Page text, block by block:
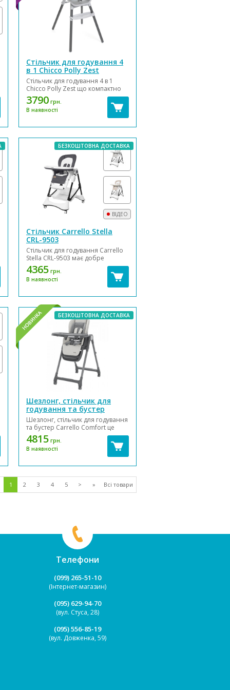
Стільчик для годування 4
в 1 Chicco Polly Zest
Стільчик для годування 4 в 1
Chicco Polly Zest що компактно
складається та економить
простір. Підходить для дітей від 6
місяців, а з часом
трансформується в табурет або
стілець для дітей до 40 кг
– на рівн...
3790 грн.
В наявності
ВІДЕО
БЕЗКОШТОВНА ДОСТАВКА
Стільчик Carrello Stella
CRL-9503
Стільчик для годування Carrello
Stella CRL-9503 має добре
продуману стійку та безпечну
конструкцію з відмінним
функціоналом. Крім цього в
регулювання і вельми просторе
сидіння, завдяки яким стільчик
буде однаково зручним як дити...
4365 грн.
В наявності
БЕЗКОШТОВНА ДОСТАВКА
Шезлонг, стільчик для
годування та бустер
Carrello Comfort
Шезлонг, стільчик для годування
та бустер Carrello Comfort це
відмінний варіант для малюків,
які тільки починають освоювати
самостійний прийом їжі, він
зручний, стійкий і відмінно
підходить для дітей від 6 місяців.
дити...
4815 грн.
В наявності
1 2 3 4 5 > » Всі товари
Телефони
(099) 265-51-10
(Інтернет-магазин)
(095) 629-94-70
(вул. Стуса, 28)
(095) 556-85-19
(вул. Довженка, 59)